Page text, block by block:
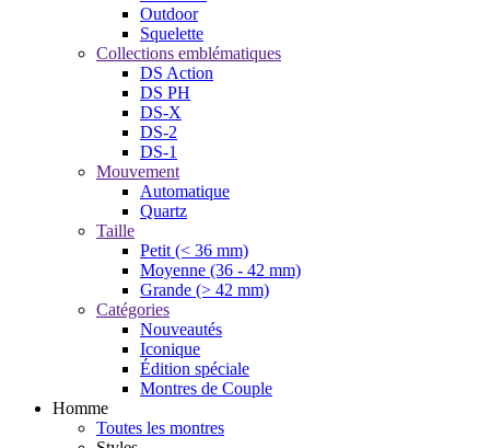
Outdoor
Squelette
Collections emblématiques
DS Action
DS PH
DS-X
DS-2
DS-1
Mouvement
Automatique
Quartz
Taille
Petit (< 36 mm)
Moyenne (36 - 42 mm)
Grande (> 42 mm)
Catégories
Nouveautés
Iconique
Édition spéciale
Montres de Couple
Homme
Toutes les montres